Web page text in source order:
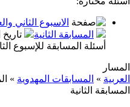
الاسبوع الثاني
المسابقة الثانية
تاريخ
أسئلة المسابقة للإسبوع الثاني
المسار
العربية » المسابقات المهدوية »
المسابقة الثانية